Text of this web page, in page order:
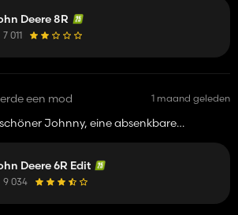
Deere 8R
7 011
een mod 1 maand geleden
Johnny, eine absenkbare
rotierende ungebleichten, es sind 10 zu
nur blitzer
Deere 6R Edit
9 034